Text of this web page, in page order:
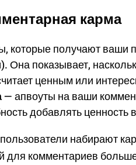
карма
которые получают ваши
Она показывает,
ценным или
— апвоуты на ваши
добавлять ценность
набирают
для комментариев